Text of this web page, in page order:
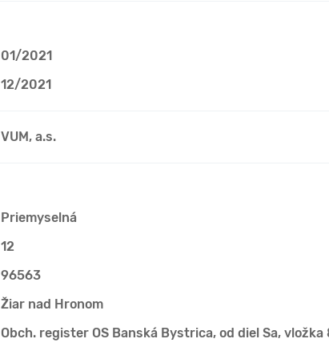
01/2021
12/2021
VUM, a.s.
Priemyselná
12
96563
Žiar nad Hronom
Obch. register OS Banská Bystrica, od diel Sa, vložka